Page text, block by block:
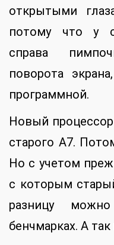
открытыми
потому что у
справа
поворота
программной.
Новый
старого A7.
Но с учетом
с которым
разницу
бенчмарках. А так